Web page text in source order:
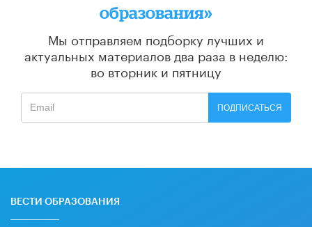
образования»
Мы отправляем подборку лучших и
актуальных материалов два раза в неделю:
во вторник и пятницу
ПОДПИСАТЬСЯ
ВЕСТИ ОБРАЗОВАНИЯ